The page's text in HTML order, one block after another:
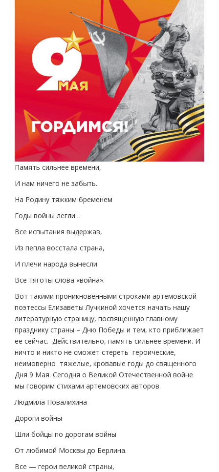
Память сильнее времени,
И нам ничего не забыть.
На Родину тяжким бременем
Годы войны легли…
Все испытания выдержав,
Из пепла восстала страна,
И плечи народа вынесли
Все тяготы слова «война».
Вот такими проникновенными строками артемовской
поэтессы Елизаветы Лучкиной хочется начать нашу
литературную страницу, посвященную главному
празднику страны – Дню Победы и тем, кто приближает
ее сейчас. Действительно, память сильнее времени. И
ничто и никто не сможет стереть героические,
неимоверно тяжелые, кровавые годы до священного
Дня 9 Мая. Сегодня о Великой Отечественной войне
мы говорим стихами артемовских авторов.
Людмила Повалихина
Дороги войны
Шли бойцы по дорогам войны
От любимой Москвы до Берлина.
Все — герои великой страны,